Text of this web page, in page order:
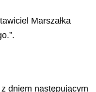
Marszałka
dniem następującym